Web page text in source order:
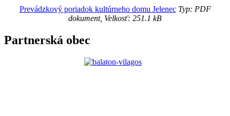
Prevádzkový poriadok kultúrneho domu JelenecTyp: PDF
dokument, Velkosť: 251.1 kB
Partnerská obec